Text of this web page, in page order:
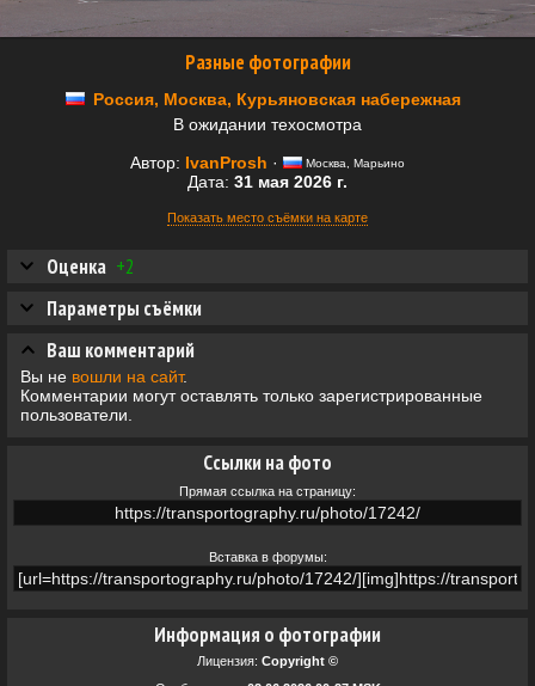
Разные фотографии
Россия, Москва, Курьяновская набережная
В ожидании техосмотра
Автор: IvanProsh · Москва, Марьино
Дата: 31 мая 2026 г.
Показать место съёмки на карте
Информация о фотографии
Лицензия: Copyright ©
Оценка +2
Ссылки на фото
Прямая ссылка на страницу:
Вставка в форумы:
Параметры съёмки
Ваш комментарий
Вы не вошли на сайт.
Комментарии могут оставлять только зарегистрированные
пользователи.